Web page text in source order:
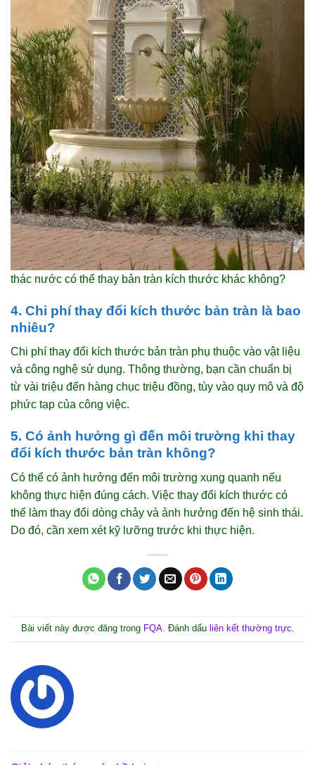
thác nước có thể thay bản tràn kích thước khác không?
4. Chi phí thay đổi kích thước bản tràn là bao
nhiêu?
Chi phí thay đổi kích thước bản tràn phụ thuộc vào vật liệu
và công nghệ sử dụng. Thông thường, bạn cần chuẩn bị
từ vài triệu đến hàng chục triệu đồng, tùy vào quy mô và độ
phức tạp của công việc.
5. Có ảnh hưởng gì đến môi trường khi thay
đổi kích thước bản tràn không?
Có thể có ảnh hưởng đến môi trường xung quanh nếu
không thực hiện đúng cách. Việc thay đổi kích thước có
thể làm thay đổi dòng chảy và ảnh hưởng đến hệ sinh thái.
Do đó, cần xem xét kỹ lưỡng trước khi thực hiện.
Bài viết này được đăng trong FQA. Đánh dấu liên kết thường trực.